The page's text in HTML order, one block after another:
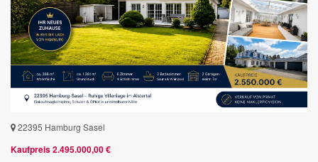
22395 Hamburg Sasel
Kaufpreis 2.495.000,00 €